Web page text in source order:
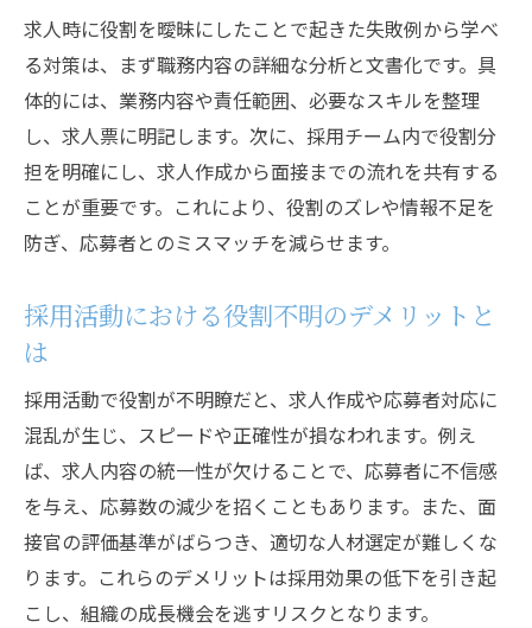
求人時に役割を曖昧にしたことで起きた失敗例から学べ
る対策は、まず職務内容の詳細な分析と文書化です。具
体的には、業務内容や責任範囲、必要なスキルを整理
し、求人票に明記します。次に、採用チーム内で役割分
担を明確にし、求人作成から面接までの流れを共有する
ことが重要です。これにより、役割のズレや情報不足を
防ぎ、応募者とのミスマッチを減らせます。
採用活動における役割不明のデメリットと
は
採用活動で役割が不明瞭だと、求人作成や応募者対応に
混乱が生じ、スピードや正確性が損なわれます。例え
ば、求人内容の統一性が欠けることで、応募者に不信感
を与え、応募数の減少を招くこともあります。また、面
接官の評価基準がばらつき、適切な人材選定が難しくな
ります。これらのデメリットは採用効果の低下を引き起
こし、組織の成長機会を逃すリスクとなります。